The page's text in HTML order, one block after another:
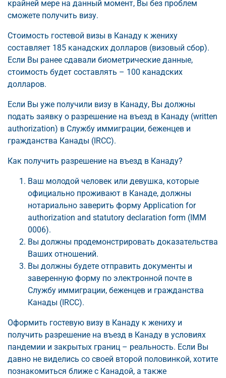
крайней мере на данный момент, Вы без проблем
сможете получить визу.
Стоимость гостевой визы в Канаду к жениху
составляет 185 канадских долларов (визовый сбор).
Если Вы ранее сдавали биометрические данные,
стоимость будет составлять – 100 канадских
долларов.
Если Вы уже получили визу в Канаду, Вы должны
подать заявку о разрешение на въезд в Канаду (written
authorization) в Службу иммиграции, беженцев и
гражданства Канады (IRCC).
Как получить разрешение на въезд в Канаду?
Ваш молодой человек или девушка, которые
официально проживают в Канаде, должны
нотариально заверить форму Application for
authorization and statutory declaration form (IMM
0006).
Вы должны продемонстрировать доказательства
Ваших отношений.
Вы должны будете отправить документы и
заверенную форму по электронной почте в
Службу иммиграции, беженцев и гражданства
Канады (IRCC).
Оформить гостевую визу в Канаду к жениху и
получить разрешение на въезд в Канаду в условиях
пандемии и закрытых границ – реальность. Если Вы
давно не виделись со своей второй половинкой, хотите
познакомиться ближе с Канадой, а также